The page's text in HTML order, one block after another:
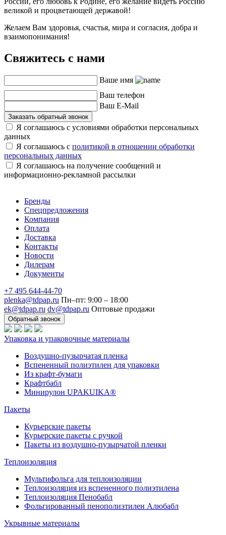
великой и процветающей державой!
Желаем Вам здоровья, счастья, мира и согласия, добра и
взаимопонимания!
Свяжитесь с нами
Ваше имя
Ваш телефон
Ваш E-Mail
Заказать обратный звонок
Я соглашаюсь с условиями обработки персональных
данных
Я соглашаюсь с политикой в отношении обработки
персональных данных
Я соглашаюсь на получение сообщений и
информационно-рекламной рассылки
Бренды
Спецпредложения
Компания
Оплата
Доставка
Контакты
Новости
Дилерам
Документы
+7 495 644-44-70
plenka@tdpap.ru Пн–пт: 9:00 – 18:00
ek@tdpap.ru dv@tdpap.ru Оптовые продажи
Обратный звонок
Упаковка и упаковочные материалы
Воздушно-пузырчатая пленка
Вспененный полиэтилен для упаковки
Из крафт-бумаги
Крафтбабл
Минирулон UPAKUIKA®
Пакеты
Курьерские пакеты
Курьерские пакеты с ручкой
Пакеты из воздушно-пузырчатой пленки
Теплоизоляция
Мультифольга для теплоизоляции
Теплоизоляция из вспененного полиэтилена
Теплоизоляция Пенобабл
Фольгированный пенополиэтилен Алюбабл
Укрывные материалы